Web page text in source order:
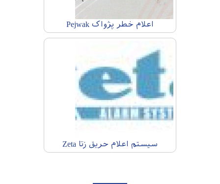
اعلام خطر پژواک Pejwak
سیستم اعلام حریق زتا Zeta